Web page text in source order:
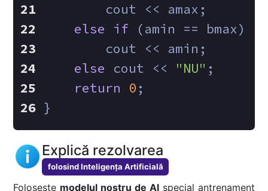
        cout << amax;
else if (amin == bmax)
        cout << amin;
else cout << "NU" ;
return
0 ;
}
Explică rezolvarea
folosind Inteligența Artificială
Folosește modelul nostru de AIspecial antrenament